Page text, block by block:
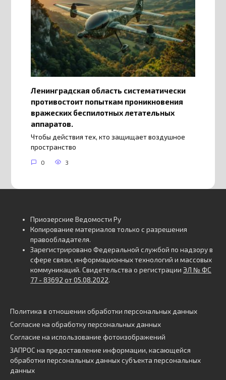
Ленинградская область систематически
противостоит попыткам проникновения
вражеских беспилотных летательных
аппаратов.
Чтобы действия тех, кто защищает воздушное
пространство
0 3
Приозерские Ведомости Ру
Копирование материалов только с разрешения
правообладателя.
Зарегистрировано Федеральной службой по надзору в
сфере связи, информационных технологий и массовых
коммуникаций. Свидетельства о регистрации ЭЛ № ФС
77 - 83692 от 05.08.2022.
Политика в отношении обработки персональных данных
Согласие на обработку персональных данных
Согласие на использование фотоизображений
ЗАПРОС на предоставление информации, касающейся
обработки персональных данных субъекта персональных
данных